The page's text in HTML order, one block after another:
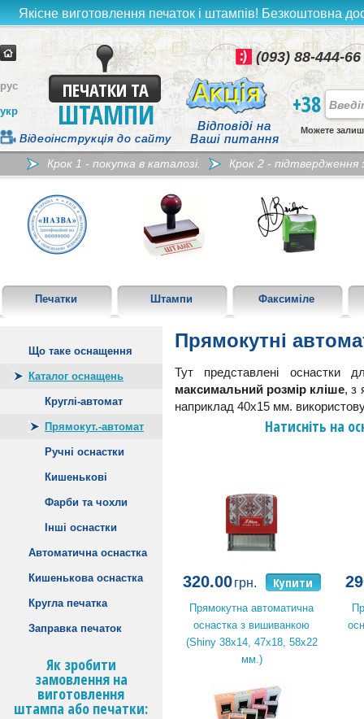
Якісне виготовлення печаток і штампів! Безкоштовна
ПЕЧАТКИ ТА
ШТАМПИ
Відповіді на
Ваші питання
Відеоінструкція до сайту
рус
укр
(093) 88-444-66
+38
Можете
Крок 1 - покупка в каталозі. Крок 2 - підтвердження
Печатки Штампи Факсиміле
Що таке оснащення
Каталог оснащень
Круглі-автомат
Прямокут.-автомат
Ручні оснастки
Кишенькові
Фарби та чохли
Інші оснастки
Автоматична оснастка
Кишенькова оснастка
Кругла печатка
Заправка печаток
Як зробити
замовлення на
виготовлення
штампа або печатки:
Прямокутні
Тут представлені оснастки
максимальний розмір кліше, з
наприклад 40х15 мм.
Натисніть на
320.00грн. Купити
Прямокутна автоматична
оснастка з вишиванкою
(Shiny 38x14, 47x18, 58x22
мм.)